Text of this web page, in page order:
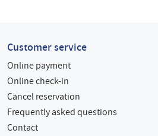
Customer service
Online payment
Online check-in
Cancel reservation
Frequently asked questions
Contact